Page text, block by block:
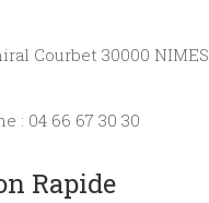
Courbet 30000 NIMES
: 04 66 67 30 30
Rapide